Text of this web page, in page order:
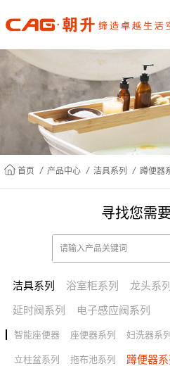
首
关于
招商
全国专
首页 / 产品中心 / 洁具系列 / 蹲便器
寻找您需
洁具系列 浴室柜系列 龙头系列
延时阀系列 电子感应阀系列
智能座便器 座便器系列 妇洗器系列
立柱盆系列 拖布池系列 蹲便器系